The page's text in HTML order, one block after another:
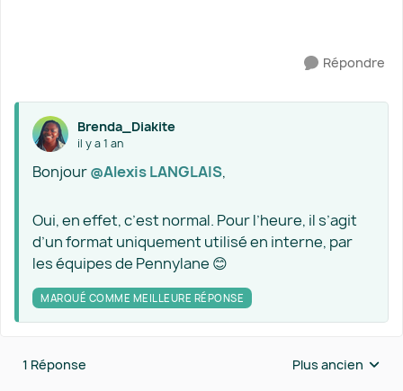
Répondre
Brenda_Diakite
il y a 1 an
Bonjour@Alexis LANGLAIS,
Oui, en effet, c’est normal. Pour l’heure, il s’agit
d’un format uniquement utilisé en interne, par
les équipes de Pennylane 😊
MARQUÉ COMME MEILLEURE RÉPONSE
1 Réponse Réponses triées
Plus ancien